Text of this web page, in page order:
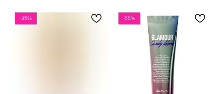
-35% -55%